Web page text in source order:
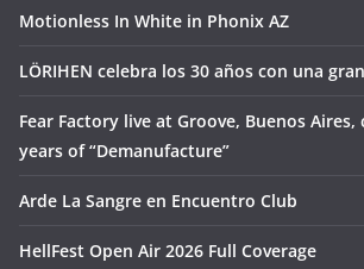
Motionless In White in Phonix AZ
LÖRIHEN celebra los 30 años con una
Fear Factory live at Groove, Buenos
years of “Demanufacture”
Arde La Sangre en Encuentro Club
HellFest Open Air 2026 Full Coverage